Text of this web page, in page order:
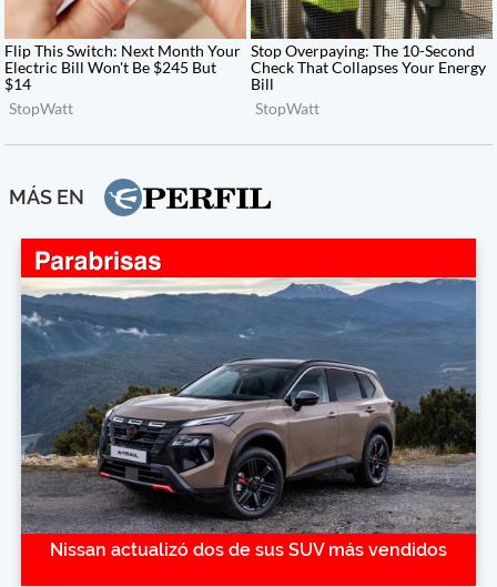
MÁS EN
Nissan actualizó dos de sus SUV más vendidos